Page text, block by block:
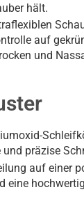
hält.
auf
und
präzise
auf einer
eine